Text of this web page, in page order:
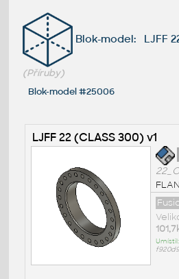
Blok-model: LJFF
(Příruby)
Blok-model #25006
LJFF 22 (CLASS 300) v1
Umístil: